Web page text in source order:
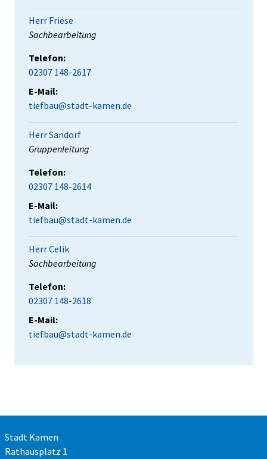
Herr Friese
Position:
Sachbearbeitung
Telefon:
02307 148-2617
E-Mail:
tiefbau@stadt-kamen.de
Herr Sandorf
Position:
Gruppenleitung
Telefon:
02307 148-2614
E-Mail:
tiefbau@stadt-kamen.de
Herr Celik
Position:
Sachbearbeitung
Telefon:
02307 148-2618
E-Mail:
tiefbau@stadt-kamen.de
Stadt Kamen
Rathausplatz 1